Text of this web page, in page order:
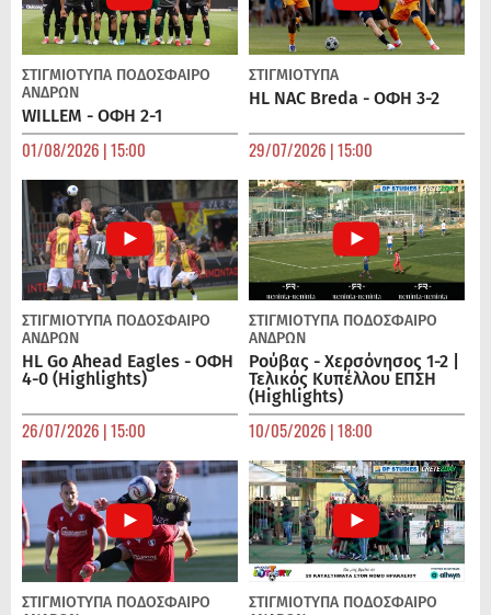
ΣΤΙΓΜΙΟΤΥΠΑ ΠΟΔΌΣΦΑΙΡΟ
ΑΝΔΡΏΝ
WILLEM - ΟΦΗ 2-1
01/08/2026 | 15:00
ΣΤΙΓΜΙΟΤΥΠΑ
HL NAC Breda - ΟΦΗ 3-2
29/07/2026 | 15:00
ΣΤΙΓΜΙΟΤΥΠΑ ΠΟΔΌΣΦΑΙΡΟ
ΑΝΔΡΏΝ
HL Go Ahead Eagles - ΟΦΗ
4-0 (Highlights)
26/07/2026 | 15:00
ΣΤΙΓΜΙΟΤΥΠΑ ΠΟΔΌΣΦΑΙΡΟ
ΑΝΔΡΏΝ
Ρούβας - Χερσόνησος 1-2 |
Τελικός Κυπέλλου ΕΠΣΗ
(Highlights)
10/05/2026 | 18:00
ΣΤΙΓΜΙΟΤΥΠΑ ΠΟΔΌΣΦΑΙΡΟ
ΣΤΙΓΜΙΟΤΥΠΑ ΠΟΔΌΣΦΑΙΡΟ